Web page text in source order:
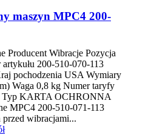
maszyn MPC4 200-
Producent Wibracje Pozycja
200-510-070-113
pochodzenia USA Wymiary
Waga 0,8 kg Numer taryfy
Typ KARTA OCHRONNA
MPC4 200-510-071-113
przed wibracjami...